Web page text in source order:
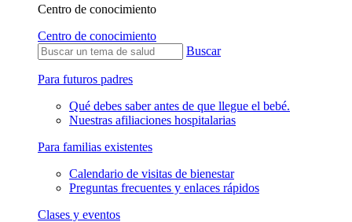
Centro de conocimiento
Centro de conocimiento
Buscar
Para futuros padres
Qué debes saber antes de que llegue el bebé.
Nuestras afiliaciones hospitalarias
Para familias existentes
Calendario de visitas de bienestar
Preguntas frecuentes y enlaces rápidos
Clases y eventos